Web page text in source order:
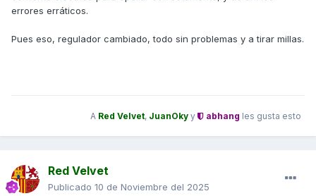
errores erráticos.
Pues eso, regulador cambiado, todo sin problemas y a tirar millas.
A Red Velvet, JuanOky y abhang les gusta esto
Red Velvet
Publicado 10 de Noviembre del 2025